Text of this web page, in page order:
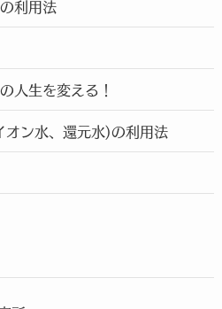
利用法
人生を変える！
ン水、還元水)の利用法